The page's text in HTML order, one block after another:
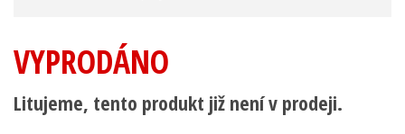
VYPRODÁNO
Litujeme, tento produkt již není v prodeji.